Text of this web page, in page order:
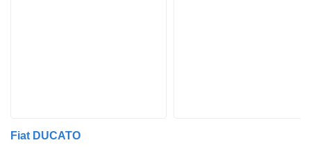
Fiat DUCATO